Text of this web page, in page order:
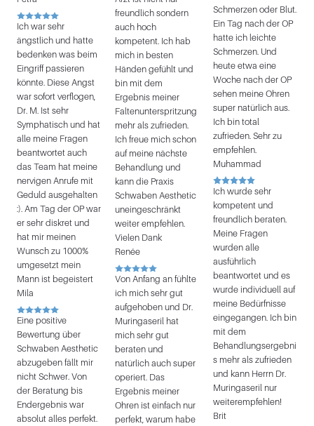
Ich war sehr
ängstlich und hatte
bedenken was beim
Eingriff passieren
könnte. Diese Angst
war sofort verflogen,
Dr. M. Ist sehr
Symphatisch und hat
alle meine Fragen
beantwortet auch
das Team hat meine
nervigen Anrufe mit
Geduld ausgehalten
:). Am Tag der OP war
er sehr diskret und
hat mir meinen
Wunsch zu 1000%
umgesetzt mein
Mann ist begeistert
Mila
Eine positive
Bewertung über
Schwaben Aesthetic
abzugeben fällt mir
nicht Schwer. Von
der Beratung bis
Endergebnis war
absolut alles perfekt.
freundlich sondern
auch hoch
kompetent. Ich hab
mich in besten
Händen gefühlt und
bin mit dem
Ergebnis meiner
Faltenunterspritzung
mehr als zufrieden.
Ich freue mich schon
auf meine nächste
Behandlung und
kann die Praxis
Schwaben Aesthetic
uneingeschränkt
weiter empfehlen.
Vielen Dank
Renée
Von Anfang an fühlte
ich mich sehr gut
aufgehoben und Dr.
Muringaseril hat
mich sehr gut
beraten und
natürlich auch super
operiert. Das
Ergebnis meiner
Ohren ist einfach nur
perfekt, warum habe
Schmerzen oder Blut.
Ein Tag nach der OP
hatte ich leichte
Schmerzen. Und
heute etwa eine
Woche nach der OP
sehen meine Ohren
super natürlich aus.
Ich bin total
zufrieden. Sehr zu
empfehlen.
Muhammad
Ich wurde sehr
kompetent und
freundlich beraten.
Meine Fragen
wurden alle
ausführlich
beantwortet und es
wurde individuell auf
meine Bedürfnisse
eingegangen. Ich bin
mit dem
Behandlungsergebni
s mehr als zufrieden
und kann Herrn Dr.
Muringaseril nur
weiterempfehlen!
Brit